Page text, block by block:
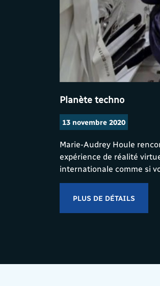
Planète techno
13 novembre 2020
Marie-Audrey Houle
expérience de réalité
internationale comme si
PLUS DE DÉTAILS